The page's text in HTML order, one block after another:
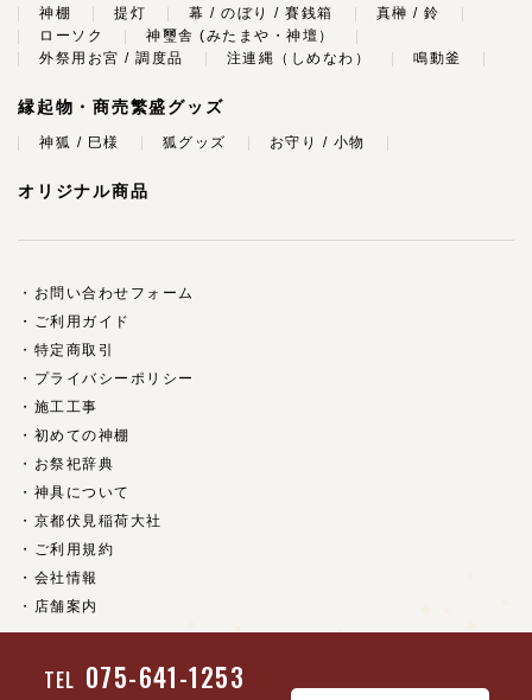
神棚 提灯 幕 / のぼり / 賽銭箱
真榊 / 鈴
ローソク
神璽舎 (みたまや・神壇）
外祭用お宮 / 調度品
注連縄（しめなわ） 鳴動釜
縁起物・商売繁盛グッズ
神狐 / 巳様 狐グッズ お守り / 小物
オリジナル商品
お問い合わせフォーム
ご利用ガイド
特定商取引
プライバシーポリシー
施工工事
初めての神棚
お祭祀辞典
神具について
京都伏見稲荷大社
ご利用規約
会社情報
店舗案内
(c) 京都 神具・神棚の販売【福乃家】 all rights reserved.
TEL 075-641-1253